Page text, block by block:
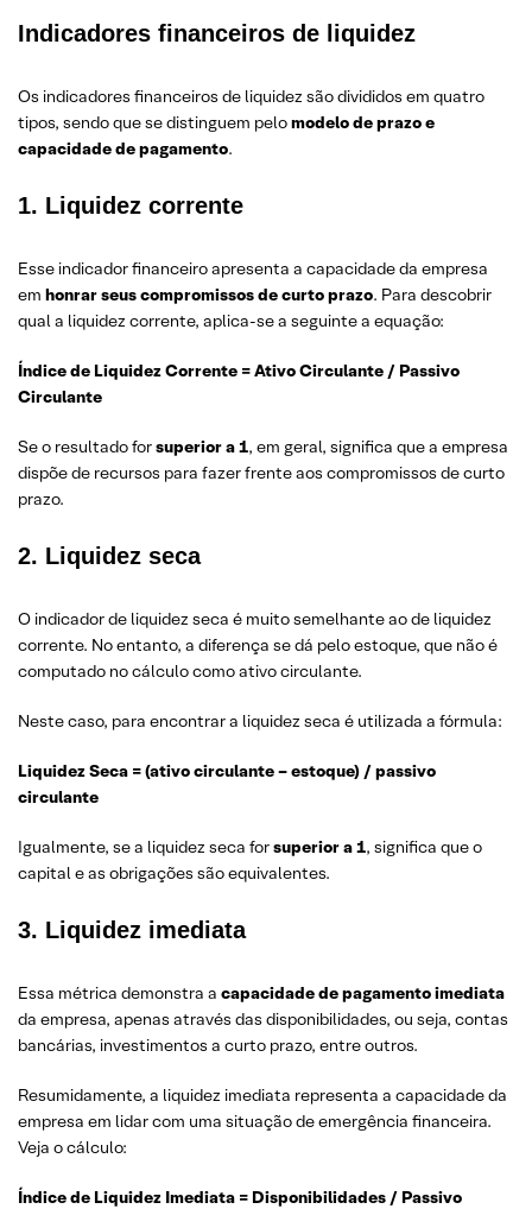
Indicadores financeiros de liquidez
Os indicadores financeiros de liquidez são divididos em quatro
tipos, sendo que se distinguem pelomodelo de prazo e
capacidade de pagamento.
1. Liquidez corrente
Esse indicador financeiro apresenta a capacidade da empresa
em honrar seus compromissos de curto prazo. Para descobrir
qual a liquidez corrente, aplica-se a seguinte a equação:
Índice de Liquidez Corrente = Ativo Circulante / Passivo
Circulante
Se o resultado forsuperior a 1, em geral, significa que a empresa
dispõe de recursos para fazer frente aos compromissos de curto
prazo.
2. Liquidez seca
O indicador de liquidez seca é muito semelhante ao de liquidez
corrente. No entanto, a diferença se dá pelo estoque, que não é
computado no cálculo como ativo circulante.
Neste caso, para encontrar a liquidez seca é utilizada a fórmula:
Liquidez Seca = (ativo circulante – estoque) / passivo
circulante
Igualmente, se a liquidez seca forsuperior a 1, significa que o
capital e as obrigações são equivalentes.
3. Liquidez imediata
Essa métrica demonstra a capacidade de pagamento imediata
da empresa, apenas através das disponibilidades, ou seja, contas
bancárias, investimentos a curto prazo, entre outros.
Resumidamente, a liquidez imediata representa a capacidade da
empresa em lidar com uma situação de emergência financeira.
Veja o cálculo:
Índice de Liquidez Imediata = Disponibilidades / Passivo